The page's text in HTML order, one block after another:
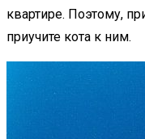
квартире. Поэтому,
приучите кота к ним.